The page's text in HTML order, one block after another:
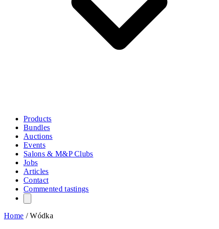
Products
Bundles
Auctions
Events
Salons & M&P Clubs
Jobs
Articles
Contact
Commented tastings
Home /Wódka